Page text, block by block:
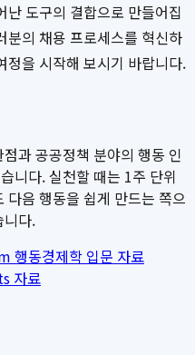
도구의 결합으로 만들어집
분의 채용 프로세스를 혁신하
정을 시작해 보시기 바랍니다.
과 공공정책 분야의 행동 인
니다. 실천할 때는 1주 단위
다음 행동을 쉽게 만드는 쪽으
니다.
동경제학 입문 자료
자료